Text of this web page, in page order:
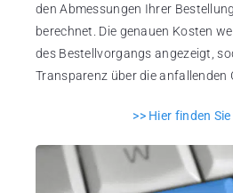
den Abmessungen Ihrer
berechnet. Die genauen Kosten
des Bestellvorgangs angezeigt,
Transparenz über die anfallenden
>> Hier finden